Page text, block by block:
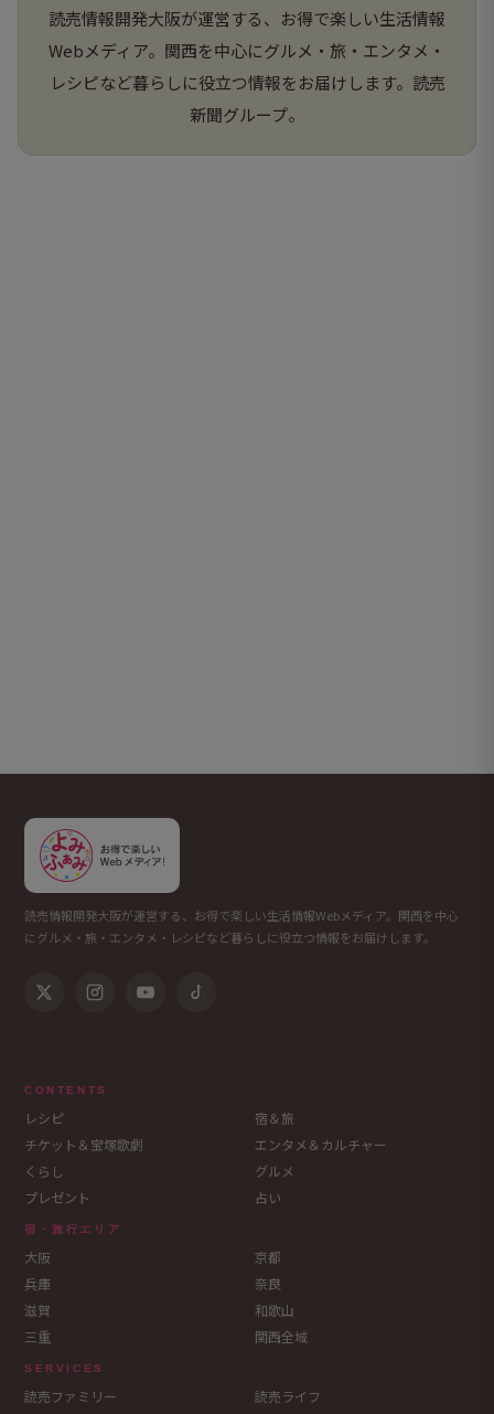
読売情報開発大阪が運営する、お得で楽しい生活情報
Webメディア。関西を中心にグルメ・旅・エンタメ・
レシピなど暮らしに役立つ情報をお届けします。読売
新聞グループ。
読売情報開発大阪が運営する、お得で楽しい生活情報Webメディア。関西を中心
にグルメ・旅・エンタメ・レシピなど暮らしに役立つ情報をお届けします。
CONTENTS
レシピ
宿＆旅
チケット＆宝塚歌劇
エンタメ＆カルチャー
くらし
グルメ
プレゼント
占い
宿・旅行エリア
大阪
京都
兵庫
奈良
滋賀
和歌山
三重
関西全域
SERVICES
読売ファミリー
読売ライフ